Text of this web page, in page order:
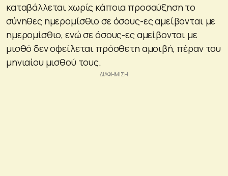
καταβάλλεται χωρίς κάποια προσαύξηση το
σύνηθες ημερομίσθιο σε όσους-ες αμείβονται με
ημερομίσθιο, ενώ σε όσους-ες αμείβονται με
μισθό δεν οφείλεται πρόσθετη αμοιβή, πέραν του
μηνιαίου μισθού τους.